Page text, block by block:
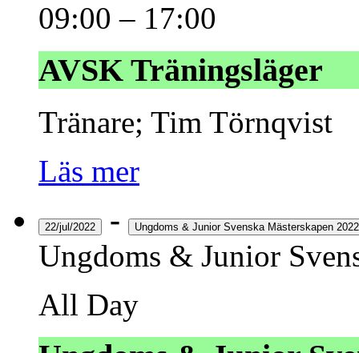
09:00– 17:00
AVSK Träningsläger
Tränare; Tim Törnqvist
Läs mer
22/jul/2022 - Ungdoms & Junior Svenska Mästerskapen 2022
Ungdoms & Junior
All Day